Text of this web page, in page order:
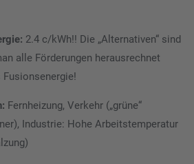
2.4 c/kWh!! Die „Alternativen“ sind
alle Förderungen herausrechnet
Fusionsenergie!
Fernheizung, Verkehr („grüne“
Industrie: Hohe Arbeitstemperatur